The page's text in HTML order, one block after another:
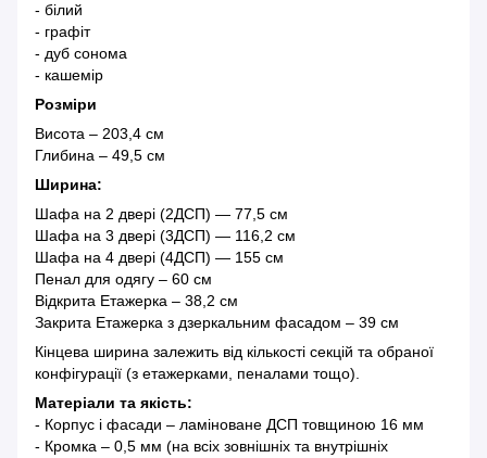
- білий
- графіт
- дуб сонома
- кашемір
Розміри
Висота – 203,4 см
Глибина – 49,5 см
Ширина:
Шафа на 2 двері (2ДСП) — 77,5 см
Шафа на 3 двері (3ДСП) — 116,2 см
Шафа на 4 двері (4ДСП) — 155 см
Пенал для одягу – 60 см
Відкрита Етажерка – 38,2 см
Закрита Етажерка з дзеркальним фасадом – 39 см
Кінцева ширина залежить від кількості секцій та обраної
конфігурації (з етажерками, пеналами тощо).
Матеріали та якість:
- Корпус і фасади – ламіноване ДСП товщиною 16 мм
- Кромка – 0,5 мм (на всіх зовнішніх та внутрішніх